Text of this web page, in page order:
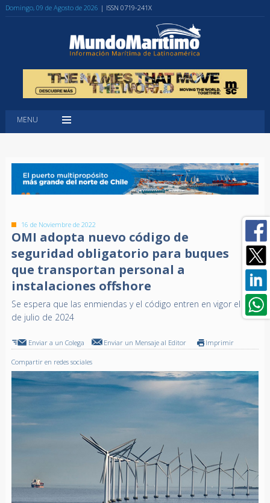
Domingo, 09 de Agosto de 2026 | ISSN 0719-241X
MENU
16 de Noviembre de 2022
OMI adopta nuevo código de
seguridad obligatorio para buques
que transportan personal a
instalaciones offshore
Se espera que las enmiendas y el código entren en vigor el 1
de julio de 2024
Enviar a un Colega Enviar un Mensaje al Editor Imprimir
Compartir en redes sociales